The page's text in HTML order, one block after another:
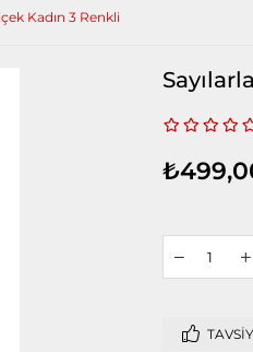
Kadın 3 Renkli